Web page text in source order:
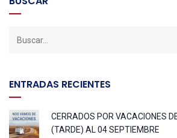
ENTRADAS RECIENTES
CERRADOS POR VACACIONES
(TARDE) AL 04 SEPTIEMBRE